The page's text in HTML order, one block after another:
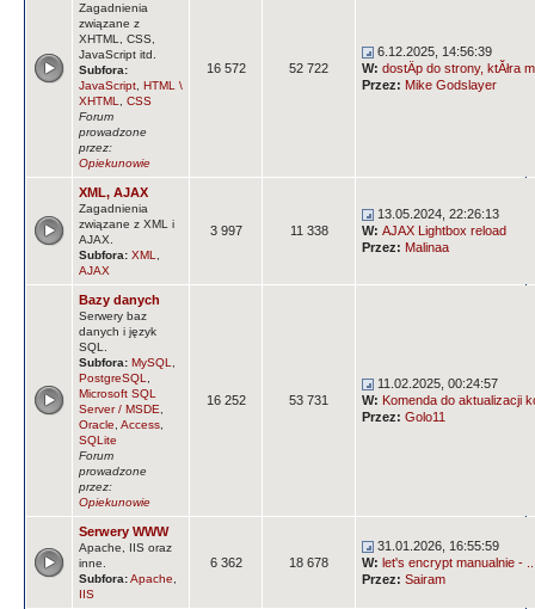
Zagadnienia
związane z
XHTML, CSS,
JavaScript itd.
Subfora:
JavaScript HTML \
XHTML
CSS
Forum
prowadzone
przez:
Opiekunowie
16 572 52 722
6.12.2025, 14:56:39
W: dostÄp do strony, ktĂłra
Przez: Mike Godslayer
XML, AJAX
Zagadnienia
związane z XML i
AJAX.
Subfora: XML
AJAX
3 997 11 338
13.05.2024, 22:26:13
W: AJAX Lightbox reload
Przez: Malinaa
Bazy danych
Serwery baz
danych i język
SQL.
Subfora: MySQL
PostgreSQL
Microsoft SQL
Server / MSDE
Oracle Access
SQLite
Forum
prowadzone
przez:
Opiekunowie
16 252 53 731
11.02.2025, 00:24:57
W: Komenda do aktualizacji
Przez: Golo11
Serwery WWW
Apache, IIS oraz
inne.
Subfora:Apache
IIS
6 362 18 678
31.01.2026, 16:55:59
W: let's encrypt manualnie -
Przez: Sairam